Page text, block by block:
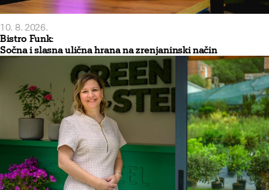
10. 8. 2026.
Bistro Funk:
Sočna i slasna ulična hrana na zrenjaninski način